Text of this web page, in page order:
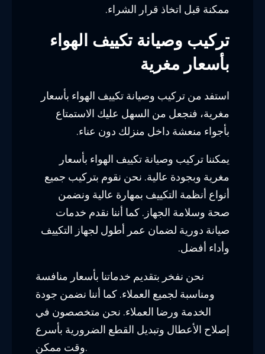
ممكنة قبل اتخاذ قرار الشراء.
تركيب وصيانة تكييف الهواء
بأسعار مغرية
استفد من تركيب وصيانة تكييف الهواء بأسعار
مغرية، فنجعل من السهل عليك الاستمتاع
بأجواء منعشة داخل منزلك دون عناء.
يمكننا تركيب وصيانة تكييف الهواء بأسعار
مغرية وبجودة عالية. نحن نقوم بتركيب جميع
أنواع أنظمة التكييف بمهارة عالية ونضمن
صحة وسلامة الجهاز. كما أننا نقدم خدمات
صيانة دورية لضمان عمر أطول لجهاز التكييف
وأداء أفضل.
نحن نفخر بتقديم خدماتنا بأسعار منافسة
ومناسبة لجميع العملاء. كما أننا نضمن جودة
الخدمة ورضا العملاء. نحن متخصصون في
إصلاح الأعطال وتبديل القطع الضرورية بأسرع
وقت ممكن.